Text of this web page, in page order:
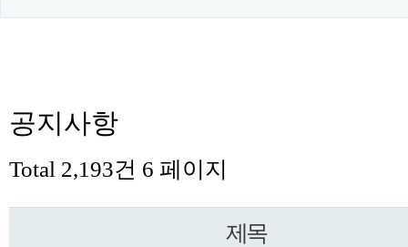
공지사항
Total 2,193건 6 페이지
제목